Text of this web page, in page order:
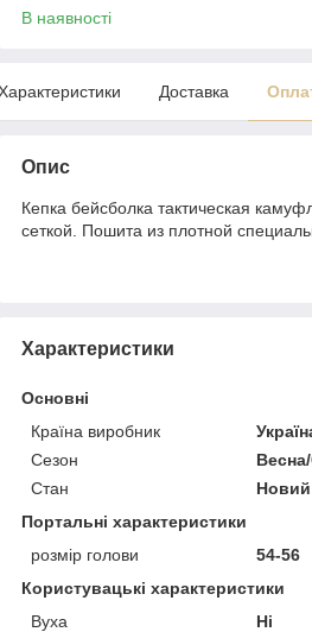
В наявності
Доставка
Опис
Кепка бейсболка тактическая
сеткой. Пошита из плотной
Характеристики
Основні
Країна виробник
Сезон
Стан
Новий
Портальні характеристики
розмір голови
54-56
Користувацькі характеристики
Вуха
Ні